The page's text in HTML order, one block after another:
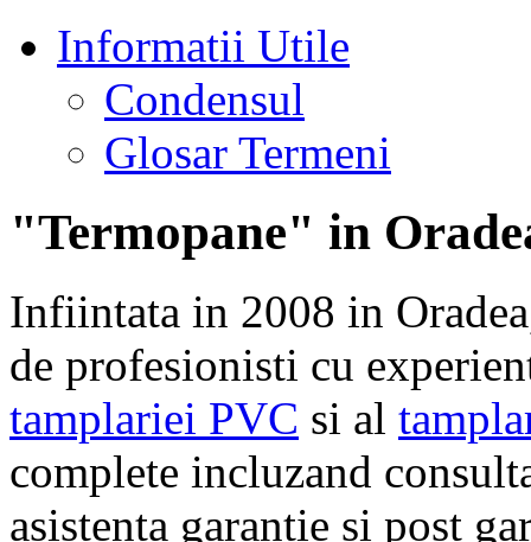
Informatii Utile
Condensul
Glosar Termeni
"Termopane" in
Infiintata in 2008 in
de profesionisti cu
tamplariei PVC si al
complete incluzand
asistenta garantie si post